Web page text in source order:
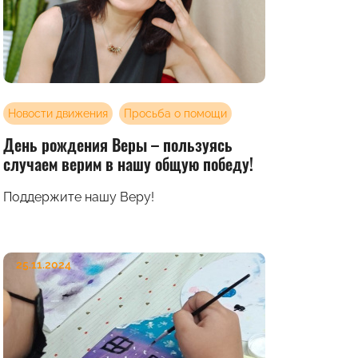
Новости движения Просьба о помощи
День рождения Веры – пользуясь
случаем верим в нашу общую победу!
Поддержите нашу Веру!
25.11.2024